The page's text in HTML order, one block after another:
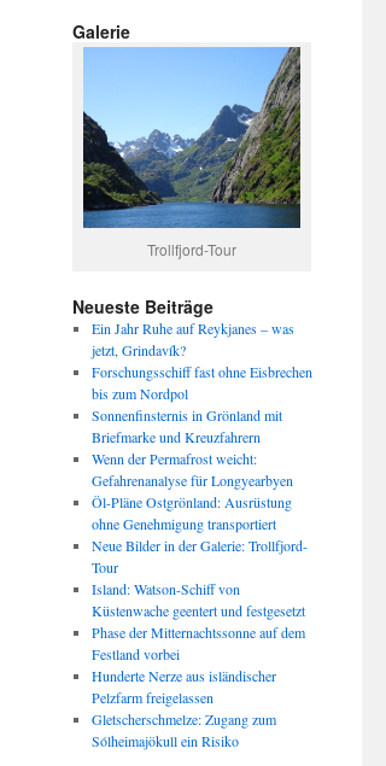
Galerie
Trollfjord-Tour
Neueste Beiträge
Ein Jahr Ruhe auf Reykjanes – was
jetzt, Grindavík?
Forschungsschiff fast ohne Eisbrechen
bis zum Nordpol
Sonnenfinsternis in Grönland mit
Briefmarke und Kreuzfahrern
Wenn der Permafrost weicht:
Gefahrenanalyse für Longyearbyen
Öl-Pläne Ostgrönland: Ausrüstung
ohne Genehmigung transportiert
Neue Bilder in der Galerie: Trollfjord-
Tour
Island: Watson-Schiff von
Küstenwache geentert und festgesetzt
Phase der Mitternachtssonne auf dem
Festland vorbei
Hunderte Nerze aus isländischer
Pelzfarm freigelassen
Gletscherschmelze: Zugang zum
Sólheimajökull ein Risiko